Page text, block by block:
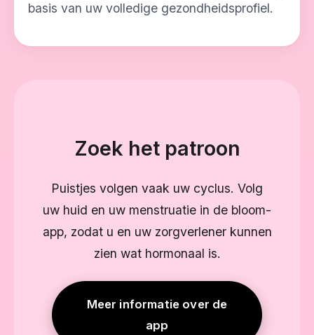
basis van uw volledige gezondheidsprofiel.
Zoek het patroon
Puistjes volgen vaak uw cyclus. Volg
uw huid en uw menstruatie in de bloom-
app, zodat u en uw zorgverlener kunnen
zien wat hormonaal is.
Meer informatie over de
app